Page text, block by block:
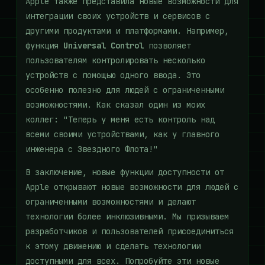
интеграции своих устройств и сервисов с
другими продуктами и платформами. Например,
функция Universal Control позволяет
пользователям контролировать несколько
устройств с помощью одного ввода. Это
особенно полезно для людей с ограниченными
возможностями. Как сказал один из моих
коллег: "Теперь у меня есть контроль над
всеми своими устройствами, как у главного
инженера с Звездного Флота!"
В заключение, новые функции доступности от
Apple открывают новые возможности для людей с
ограниченными возможностями и делают
технологии более инклюзивными. Мы призываем
разработчиков и пользователей присоединиться
к этому движению и сделать технологии
доступными для всех. Попробуйте эти новые